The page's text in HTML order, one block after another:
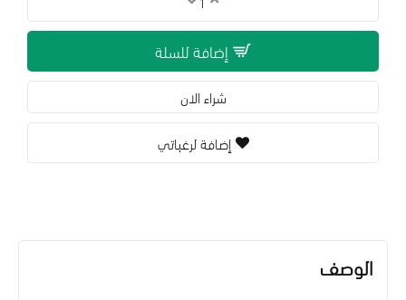
إضافة للسلة
شراء الان
إضافة لرغباتي
الوصف